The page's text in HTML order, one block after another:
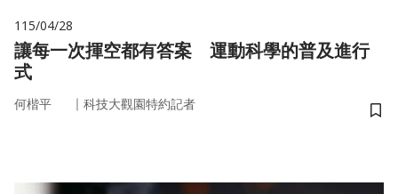
115/04/28
讓每一次揮空都有答案 運動科學的普及進行
式
何楷平 ｜ 科技大觀園特約記者
儲